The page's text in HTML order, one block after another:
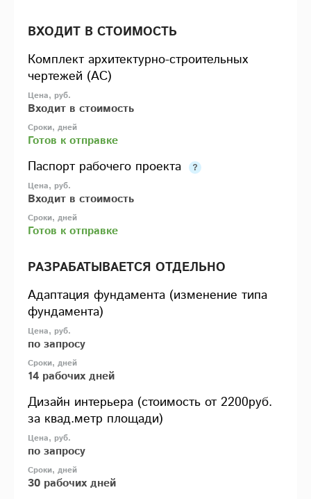
ВХОДИТ В СТОИМОСТЬ
Комплект архитектурно-строительных
чертежей (АС)
Входит в стоимость
Готов к отправке
Паспорт рабочего проекта
Входит в стоимость
Готов к отправке
РАЗРАБАТЫВАЕТСЯ ОТДЕЛЬНО
Адаптация фундамента (изменение типа
фундамента)
по запросу
14 рабочих дней
Дизайн интерьера (стоимость от 2200руб.
за квад.метр площади)
по запросу
30 рабочих дней